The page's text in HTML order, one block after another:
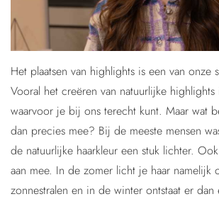
Het plaatsen van highlights is een van onze
Vooral het creëren van natuurlijke
waarvoor je bij ons terecht kunt. Maar wat
dan precies mee? Bij de meeste mensen
de natuurlijke haarkleur een stuk lichter.
aan mee. In de zomer licht je haar namelijk
zonnestralen en in de winter ontstaat er dan